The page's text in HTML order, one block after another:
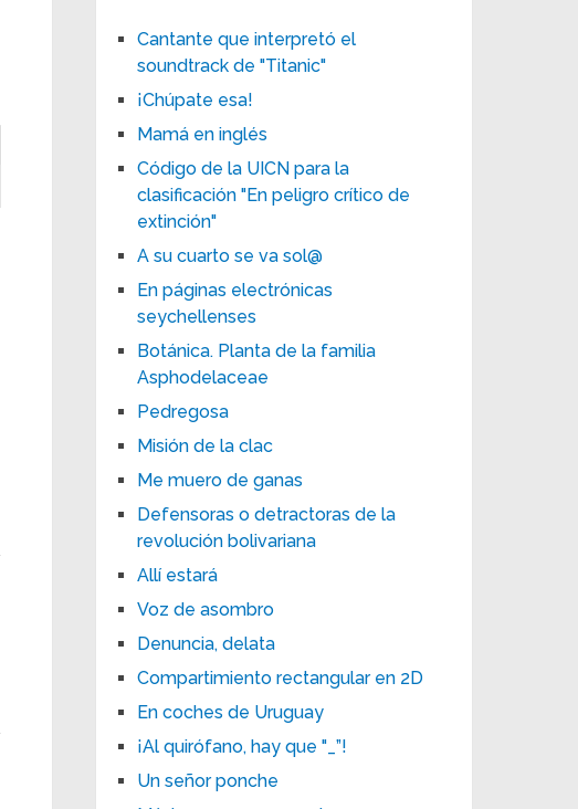
Cantante que interpretó el
soundtrack de "Titanic"
¡Chúpate esa!
Mamá en inglés
Código de la UICN para la
clasificación "En peligro crítico de
extinción"
A su cuarto se va sol@
En páginas electrónicas
seychellenses
Botánica. Planta de la familia
Asphodelaceae
Pedregosa
Misión de la clac
Me muero de ganas
Defensoras o detractoras de la
revolución bolivariana
Allí estará
Voz de asombro
Denuncia, delata
Compartimiento rectangular en 2D
En coches de Uruguay
¡Al quirófano, hay que "_”!
Un señor ponche